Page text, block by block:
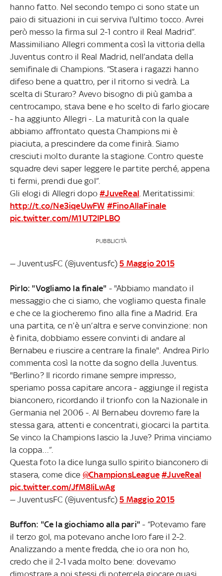
hanno fatto. Nel secondo tempo ci sono state un
paio di situazioni in cui serviva l'ultimo tocco. Avrei
però messo la firma sul 2-1 contro il Real Madrid”.
Massimiliano Allegri commenta così la vittoria della
Juventus contro il Real Madrid, nell’andata della
semifinale di Champions. “Stasera i ragazzi hanno
difeso bene a quattro, per il ritorno si vedrà. La
scelta di Sturaro? Avevo bisogno di più gamba a
centrocampo, stava bene e ho scelto di farlo giocare
- ha aggiunto Allegri -. La maturità con la quale
abbiamo affrontato questa Champions mi è
piaciuta, a prescindere da come finirà. Siamo
cresciuti molto durante la stagione. Contro queste
squadre devi saper leggere le partite perché, appena
ti fermi, prendi due gol”.
Gli elogi di Allegri dopo#JuveReal . Meritatissimi:
http://t.co/Ne3iqeUwFW #FinoAllaFinale
pic.twitter.com/M1UT2IPLBO
PUBBLICITÀ
— JuventusFC (@juventusfc)5 Maggio 2015
Pirlo: "Vogliamo la finale" - "Abbiamo mandato il
messaggio che ci siamo, che vogliamo questa finale
e che ce la giocheremo fino alla fine a Madrid. Era
una partita, ce n’è un’altra e serve convinzione: non
è finita, dobbiamo essere convinti di andare al
Bernabeu e riuscire a centrare la finale". Andrea Pirlo
commenta così la notte da sogno della Juventus.
"Berlino? Il ricordo rimane sempre impresso,
speriamo possa capitare ancora - aggiunge il regista
bianconero, ricordando il trionfo con la Nazionale in
Germania nel 2006 -. Al Bernabeu dovremo fare la
stessa gara, attenti e concentrati, giocarci la partita.
Se vinco la Champions lascio la Juve? Prima vinciamo
la coppa…”.
Questa foto la dice lunga sullo spirito bianconero di
stasera, come dice @ChampionsLeague #JuveReal
pic.twitter.com/JfM8IiLwAg
— JuventusFC (@juventusfc)5 Maggio 2015
Buffon: "Ce la giochiamo alla pari" - “Potevamo fare
il terzo gol, ma potevano anche loro fare il 2-2.
Analizzando a mente fredda, che io ora non ho,
credo che il 2-1 vada molto bene: dovevamo
dimostrare a noi stessi di potercela giocare quasi